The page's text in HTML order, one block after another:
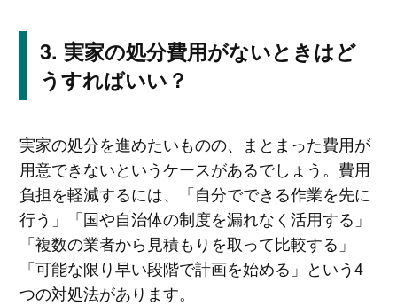
実家の処分費用がないときはど
うすればいい？
実家の処分を進めたいものの、まとまった費用が
用意できないというケースがあるでしょう。費用
負担を軽減するには、「自分でできる作業を先に
行う」「国や自治体の制度を漏れなく活用する」
「複数の業者から見積もりを取って比較する」
「可能な限り早い段階で計画を始める」という4
つの対処法があります。